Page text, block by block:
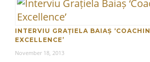
INTERVIU GRAȚIELA BAIAȘ
EXCELLENCE’
November 18, 2013